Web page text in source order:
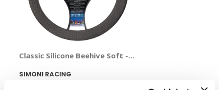
Classic Silicone Beehive Soft - SIMONI RACING
SIMONI RACING